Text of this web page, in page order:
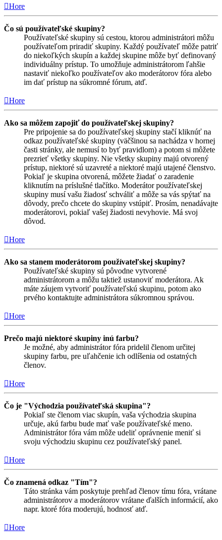
Hore
Čo sú používateľské skupiny?
Používateľské skupiny sú cestou, ktorou administrátori môžu
používateľom priradiť skupiny. Každý používateľ môže patriť
do niekoľkých skupín a každej skupine môže byť definovaný
individuálny prístup. To umožňuje administrátorom ľahšie
nastaviť niekoľko používateľov ako moderátorov fóra alebo
im dať prístup na súkromné fórum, atď.
Hore
Ako sa môžem zapojiť do používateľskej skupiny?
Pre pripojenie sa do používateľskej skupiny stačí kliknúť na
odkaz používateľské skupiny (väčšinou sa nachádza v hornej
časti stránky, ale nemusí to byť pravidlom) a potom si môžete
prezrieť všetky skupiny. Nie všetky skupiny majú otvorený
prístup, niektoré sú uzavreté a niektoré majú utajené členstvo.
Pokiaľ je skupina otvorená, môžete žiadať o zaradenie
kliknutím na príslušné tlačítko. Moderátor používateľskej
skupiny musí vašu žiadosť schváliť a môže sa vás spýtať na
dôvody, prečo chcete do skupiny vstúpiť. Prosím, nenadávajte
moderátorovi, pokiaľ vašej žiadosti nevyhovie. Má svoj
dôvod.
Hore
Ako sa stanem moderátorom používateľskej skupiny?
Používateľské skupiny sú pôvodne vytvorené
administrátorom a môžu taktiež ustanoviť moderátora. Ak
máte záujem vytvoriť používateľskú skupinu, potom ako
prvého kontaktujte administrátora súkromnou správou.
Hore
Prečo majú niektoré skupiny inú farbu?
Je možné, aby administrátor fóra pridelil členom určitej
skupiny farbu, pre uľahčenie ich odlíšenia od ostatných
členov.
Hore
Čo je "Východzia používateľská skupina"?
Pokiaľ ste členom viac skupín, vaša východzia skupina
určuje, akú farbu bude mať vaše používateľské meno.
Administrátor fóra vám môže udeliť oprávnenie meniť si
svoju východziu skupinu cez používateľský panel.
Hore
Čo znamená odkaz "Tím"?
Táto stránka vám poskytuje prehľad členov tímu fóra, vrátane
administrátorov a moderátorov vrátane ďalších informácií, ako
napr. ktoré fóra moderujú, hodnosť atď.
Hore